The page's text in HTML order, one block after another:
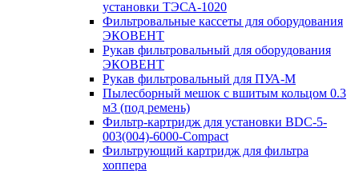
установки ТЭСА-1020
Фильтровальные кассеты для оборудования
ЭКОВЕНТ
Рукав фильтровальный для оборудования
ЭКОВЕНТ
Рукав фильтровальный для ПУА-М
Пылесборный мешок с вшитым кольцом 0.3
м3 (под ремень)
Фильтр-картридж для установки BDC-5-
003(004)-6000-Compact
Фильтрующий картридж для фильтра
хоппера